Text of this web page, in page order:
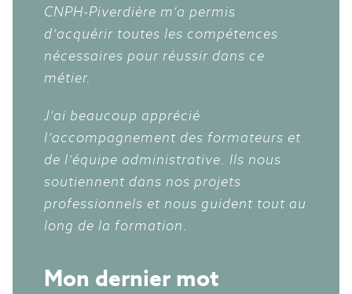
CNPH-Piverdière m’a permis
d’acquérir toutes les compétences
nécessaires pour réussir dans ce
métier.
J’ai beaucoup apprécié
l’accompagnement des formateurs et
de l’équipe administrative. Ils nous
soutiennent dans nos projets
professionnels et nous guident tout au
long de la formation.
Mon dernier mot